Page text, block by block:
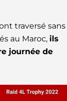
traversé sans
au Maroc, ils
journée de